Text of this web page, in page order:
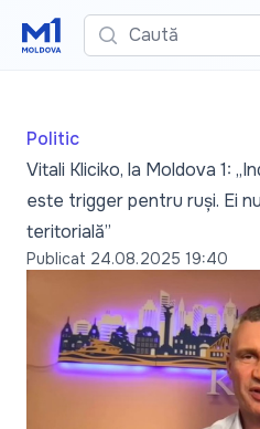
Caută
Politic
Vitali Kliciko, la Moldova 1:
este trigger pentru ruși. Ei
teritorială”
Publicat 24.08.2025 19:40